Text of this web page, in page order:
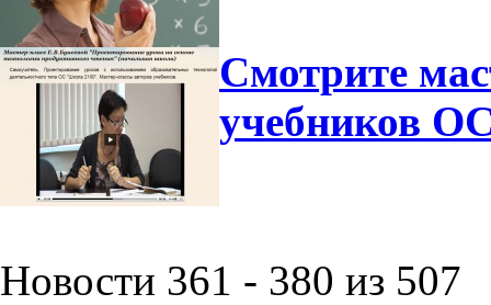
Смотрите
учебников
Новости 361 - 380 из 507